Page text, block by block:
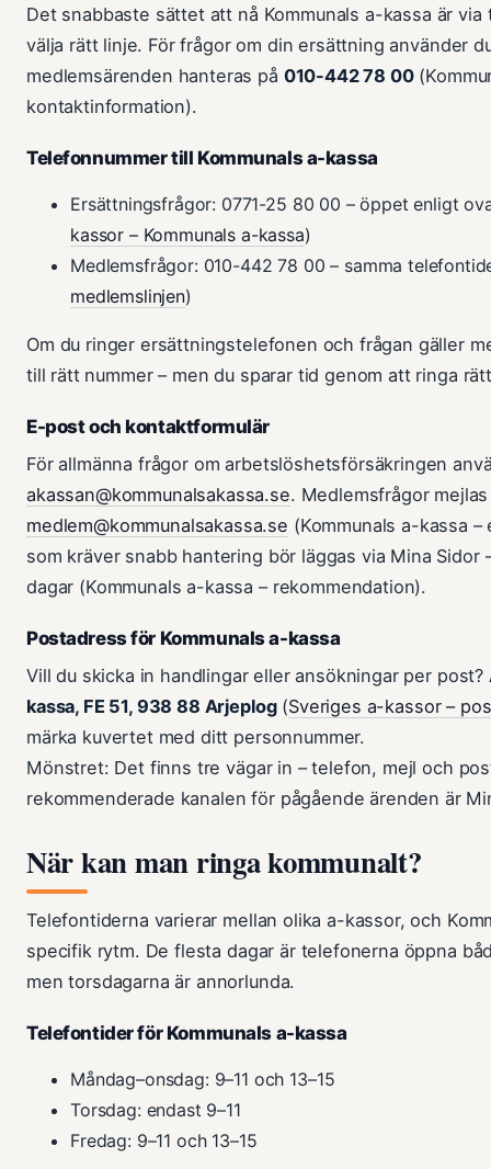
Det snabbaste sättet att nå Kommunals a-kassa är
välja rätt linje. För frågor om din ersättning använder
medlemsärenden hanteras på 010-442 78 00
kontaktinformation).
Telefonnummer till Kommunals a-kassa
Ersättningsfrågor: 0771-25 80 00 – öppet enligt
kassor – Kommunals a-kassa)
Medlemsfrågor: 010-442 78 00 – samma
medlemslinjen)
Om du ringer ersättningstelefonen och frågan gäller
till rätt nummer – men du sparar tid genom att ringa
E-post och kontaktformulär
För allmänna frågor om arbetslöshetsförsäkringen
akassan@kommunalsakassa.se. Medlemsfrågor
medlem@kommunalsakassa.se (Kommunals a-kassa
som kräver snabb hantering bör läggas via Mina Sidor
dagar (Kommunals a-kassa – rekommendation).
Postadress för Kommunals a-kassa
Vill du skicka in handlingar eller ansökningar per
kassa, FE 51, 938 88 Arjeplog(Sveriges a-kassor –
märka kuvertet med ditt personnummer.
Mönstret: Det finns tre vägar in – telefon, mejl och
rekommenderade kanalen för pågående ärenden är
När kan man ringa kommunalt?
Telefontiderna varierar mellan olika a-kassor, och
specifik rytm. De flesta dagar är telefonerna öppna
men torsdagarna är annorlunda.
Telefontider för Kommunals a-kassa
Måndag–onsdag: 9–11 och 13–15
Torsdag: endast 9–11
Fredag: 9–11 och 13–15